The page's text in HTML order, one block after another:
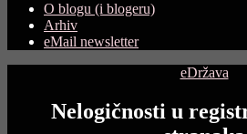
O blogu (i blogeru)
Arhiv
eMail newsletter
eDržava
Nelogičnosti u